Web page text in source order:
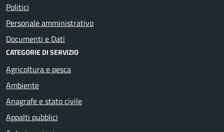
Politici
Personale amministrativo
Documenti e Dati
CATEGORIE DI SERVIZIO
Agricoltura e pesca
Ambiente
Anagrafe e stato civile
Appalti pubblici